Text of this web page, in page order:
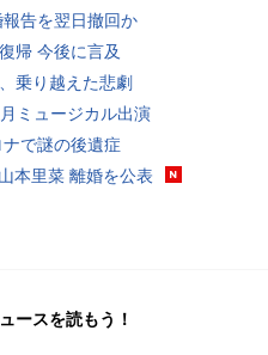
告を翌日撤回か
帰 今後に言及
乗り越えた悲劇
ミュージカル出演
で謎の後遺症
本里菜 離婚を公表
ースを読もう！